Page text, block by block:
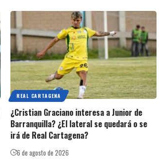
REAL CARTAGENA
¿Cristian Graciano interesa a Junior de
Barranquilla? ¿El lateral se quedará o se
irá de Real Cartagena?
6 de agosto de 2026